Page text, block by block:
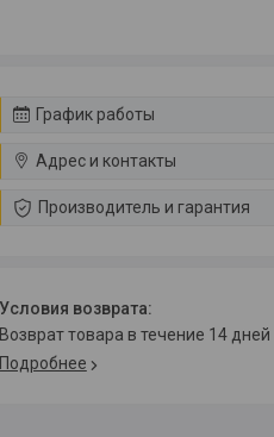
График работы
Адрес и контакты
Производитель и гарантия
возврат товара в течение 14 дней
Подробнее